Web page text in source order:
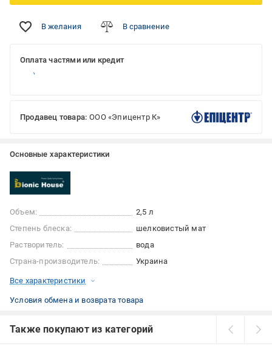
В желания В сравнение
Оплата частями или кредит
Продавец товара: ООО «Эпицентр К»
Основные характеристики
Объем:
2,5 л
Степень блеска:
шелковистый мат
Растворитель:
вода
Страна-производитель:
Украина
Все характеристики
Условия обмена и возврата товара
Также покупают из категорий